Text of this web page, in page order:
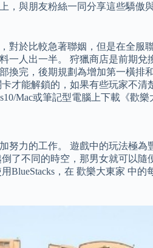
與朋友粉絲一同分享這些驕傲
於比較急著聯姻，但是在全
人出一半。 狩獵商店是前期
完，後期規劃為增加第一橫
能解鎖的，如果有些玩家不清
Mac或筆記型電腦上下載《歡樂
力的工作。 遊戲中的玩法極
了不同的時空，那男女就可以
，在 歡樂大東家 中